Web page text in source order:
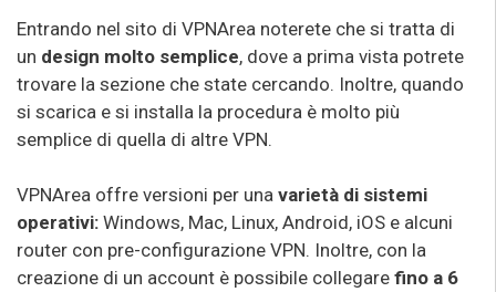
Entrando nel sito di VPNArea noterete che si tratta di
un design molto semplice, dove a prima vista potrete
trovare la sezione che state cercando. Inoltre, quando
si scarica e si installa la procedura è molto più
semplice di quella di altre VPN.
VPNArea offre versioni per una varietà di sistemi
operativi: Windows, Mac, Linux, Android, iOS e alcuni
router con pre-configurazione VPN. Inoltre, con la
creazione di un account è possibile collegare fino a 6